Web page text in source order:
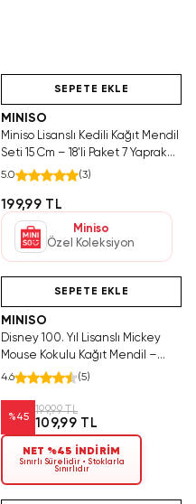
SEPETE EKLE
MINISO
Miniso Lisanslı Kedili Kağıt Mendil
Seti 15 Cm – 18'li Paket 7 Yaprak
Yumuşak Dokulu
5.0 (3)
199,99 TL
Miniso
Özel Koleksiyon
SEPETE EKLE
MINISO
Disney 100. Yıl Lisanslı Mickey
Mouse Kokulu Kağıt Mendil –
Yumuşak Dokulu 12'li Paket
4.6 (5)
%45
199,99 TL
109,99 TL
NET %45 İNDİRİM
Sınırlı Sürelidir • Stoklarla
Sınırlıdır